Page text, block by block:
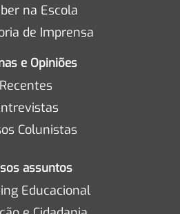
na Escola
de Imprensa
e Opiniões
Recentes
Colunistas
assuntos
Educacional